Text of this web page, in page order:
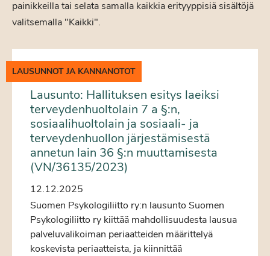
painikkeilla tai selata samalla kaikkia erityyppisiä sisältöjä
valitsemalla "Kaikki".
LAUSUNNOT JA KANNANOTOT
Lausunto: Hallituksen esitys laeiksi
terveydenhuoltolain 7 a §:n,
sosiaalihuoltolain ja sosiaali- ja
terveydenhuollon järjestämisestä
annetun lain 36 §:n muuttamisesta
(VN/36135/2023)
12.12.2025
Suomen Psykologiliitto ry:n lausunto Suomen
Psykologiliitto ry kiittää mahdollisuudesta lausua
palveluvalikoiman periaatteiden määrittelyä
koskevista periaatteista, ja kiinnittää